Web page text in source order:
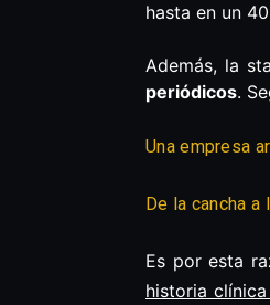
hasta en un
Además, la
periódicos.
Una empresa
De la cancha
Es por esta
historia